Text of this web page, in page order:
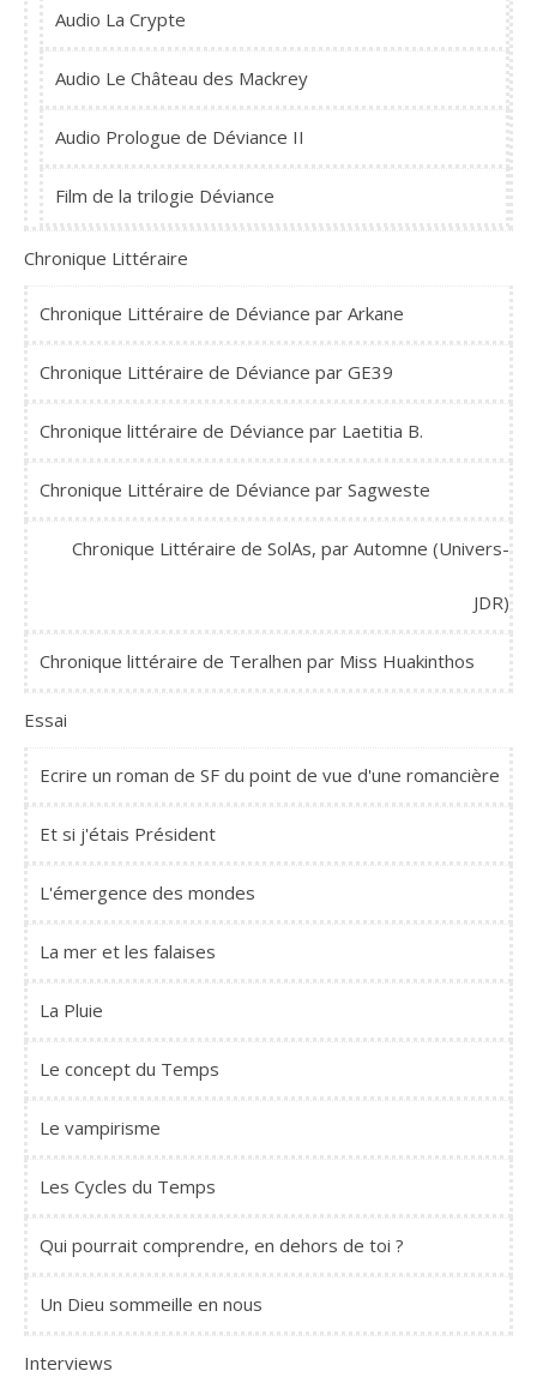
Audio La Crypte
Audio Le Château des Mackrey
Audio Prologue de Déviance II
Film de la trilogie Déviance
Chronique Littéraire
Chronique Littéraire de Déviance par Arkane
Chronique Littéraire de Déviance par GE39
Chronique littéraire de Déviance par Laetitia B.
Chronique Littéraire de Déviance par Sagweste
Chronique Littéraire de SolAs, par Automne (Univers-
JDR)
Chronique littéraire de Teralhen par Miss Huakinthos
Essai
Ecrire un roman de SF du point de vue d'une romancière
Et si j'étais Président
L'émergence des mondes
La mer et les falaises
La Pluie
Le concept du Temps
Le vampirisme
Les Cycles du Temps
Qui pourrait comprendre, en dehors de toi ?
Un Dieu sommeille en nous
Interviews